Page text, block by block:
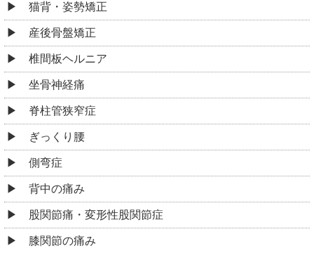
猫背・姿勢矯正
産後骨盤矯正
椎間板ヘルニア
坐骨神経痛
脊柱管狭窄症
ぎっくり腰
側弯症
背中の痛み
股関節痛・変形性股関節症
膝関節の痛み